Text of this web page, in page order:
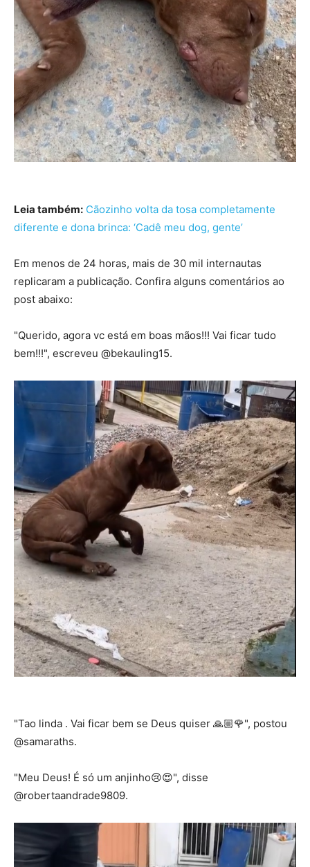
Leia também: Cãozinho volta da tosa completamente
diferente e dona brinca: ‘Cadê meu dog, gente’
Em menos de 24 horas, mais de 30 mil internautas
replicaram a publicação. Confira alguns comentários ao
post abaixo:
"Querido, agora vc está em boas mãos!!! Vai ficar tudo
bem!!!", escreveu @bekauling15.
"Tao linda . Vai ficar bem se Deus quiser 🙏🏼🌹", postou
@samaraths.
"Meu Deus! É só um anjinho😢😍", disse
@robertaandrade9809.